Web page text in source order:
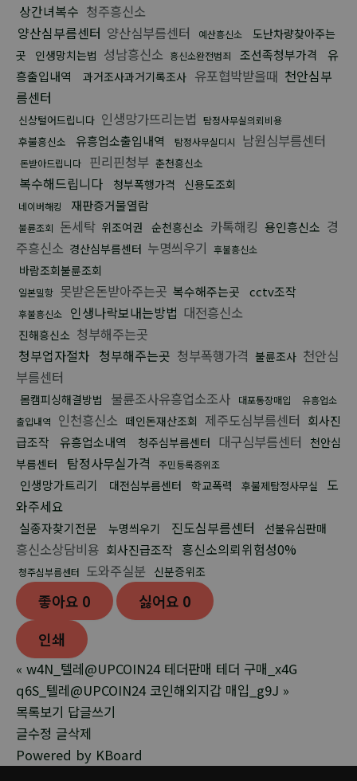
상간녀복수 청주흥신소
양산심부름센터 양산심부름센터 예산흥신소
도난차량찾아주는
곳
인생망치는법 성남흥신소 흥신소완전범죄 조선족청부가격
유
흥출입내역
과거조사과거기록조사 유포협박받을때 천안심부
름센터
신상털어드립니다 인생망가뜨리는법 탐정사무실의뢰비용
후불흥신소 유흥업소출입내역 탐정사무실디시 남원심부름센터
돈받아드립니다 핀리핀청부 춘천흥신소
복수해드립니다 청부폭행가격 신용도조회
네이버해킹 재판증거물열람
불륜조회 돈세탁 위조여권 순천흥신소 카톡해킹 용인흥신소 경
주흥신소 경산심부름센터 누명씌우기 후불흥신소
바람조회불륜조회
일본밀항 못받은돈받아주는곳 복수해주는곳 cctv조작
후불흥신소 인생나락보내는방법 대전흥신소
진해흥신소 청부해주는곳
청부업자절차 청부해주는곳 청부폭행가격 불륜조사 천안심
부름센터
몸캠피싱해결방법 불륜조사유흥업소조사 대포통장매입
유흥업소
출입내역
인천흥신소 떼인돈재산조회 제주도심부름센터 회사진
급조작
유흥업소내역 청주심부름센터 대구심부름센터
천안심
부름센터
탐정사무실가격 주민등록증위조
인생망가트리기 대전심부름센터 학교폭력 후불제탐정사무실
도
와주세요
실종자찾기전문 누명씌우기 진도심부름센터 선불유심판매
흥신소상담비용 회사진급조작 흥신소의뢰위험성0%
청주심부름센터 도와주실분 신분증위조
좋아요 0 싫어요 0
인쇄
« w4N_텔레@UPCOIN24 테더판매 테더 구매_x4G
q6S_텔레@UPCOIN24 코인해외지갑 매입_g9J »
목록보기 답글쓰기
글수정 글삭제
Powered by KBoard